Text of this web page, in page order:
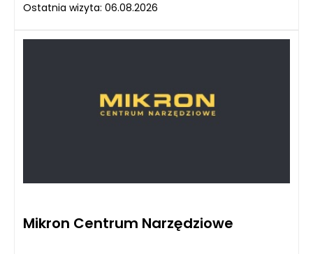
Ostatnia wizyta: 06.08.2026
Mikron Centrum Narzędziowe